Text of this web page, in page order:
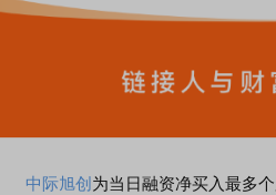
中际旭创 为当日融资净买入最多